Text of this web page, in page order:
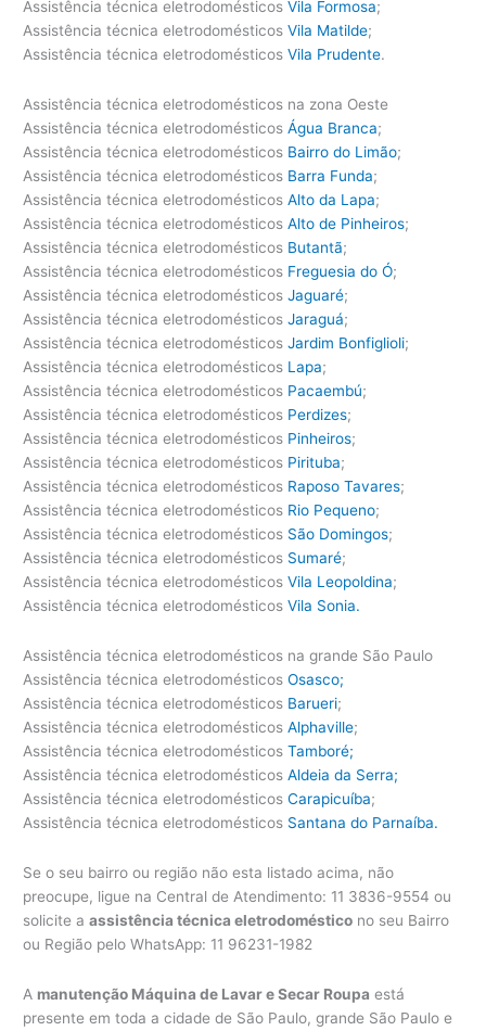
Assistência técnica eletrodomésticosVila Formosa;
Assistência técnica eletrodomésticosVila Matilde;
Assistência técnica eletrodomésticosVila Prudente.
Assistência técnica eletrodomésticos na zona Oeste
Assistência técnica eletrodomésticosÁgua Branca;
Assistência técnica eletrodomésticos Bairro do Limão;
Assistência técnica eletrodomésticos Barra Funda;
Assistência técnica eletrodomésticosAlto da Lapa;
Assistência técnica eletrodomésticosAlto de Pinheiros;
Assistência técnica eletrodomésticos Butantã;
Assistência técnica eletrodomésticos Freguesia do Ó;
Assistência técnica eletrodomésticosJaguaré;
Assistência técnica eletrodomésticosJaraguá;
Assistência técnica eletrodomésticosJardim Bonfiglioli;
Assistência técnica eletrodomésticos Lapa;
Assistência técnica eletrodomésticos Pacaembú;
Assistência técnica eletrodomésticos Perdizes;
Assistência técnica eletrodomésticos Pinheiros;
Assistência técnica eletrodomésticos Pirituba;
Assistência técnica eletrodomésticos Raposo Tavares;
Assistência técnica eletrodomésticos Rio Pequeno;
Assistência técnica eletrodomésticos São Domingos;
Assistência técnica eletrodomésticos Sumaré;
Assistência técnica eletrodomésticosVila Leopoldina;
Assistência técnica eletrodomésticosVila Sonia.
Assistência técnica eletrodomésticos na grande São Paulo
Assistência técnica eletrodomésticosOsasco;
Assistência técnica eletrodomésticos Barueri;
Assistência técnica eletrodomésticosAlphaville;
Assistência técnica eletrodomésticosTamboré;
Assistência técnica eletrodomésticosAldeia da Serra;
Assistência técnica eletrodomésticosCarapicuíba;
Assistência técnica eletrodomésticos Santana do Parnaíba.
Se o seu bairro ou região não esta listado acima, não
preocupe, ligue na Central de Atendimento: 11 3836-9554 ou
solicite aassistência técnica eletrodoméstico no seu Bairro
ou Região pelo WhatsApp: 11 96231-1982
A manutenção Máquina de Lavar e Secar Roupa está
presente em toda a cidade de São Paulo, grande São Paulo e